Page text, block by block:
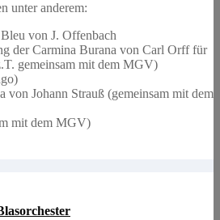
unter anderem:
von J. Offenbach
der Carmina Burana von Carl Orff für
gemeinsam mit dem MGV)
von Johann Strauß (gemeinsam mit dem
mit dem MGV)